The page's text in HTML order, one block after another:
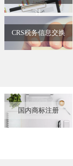
计
CRS税务信息交换
国内商标注册